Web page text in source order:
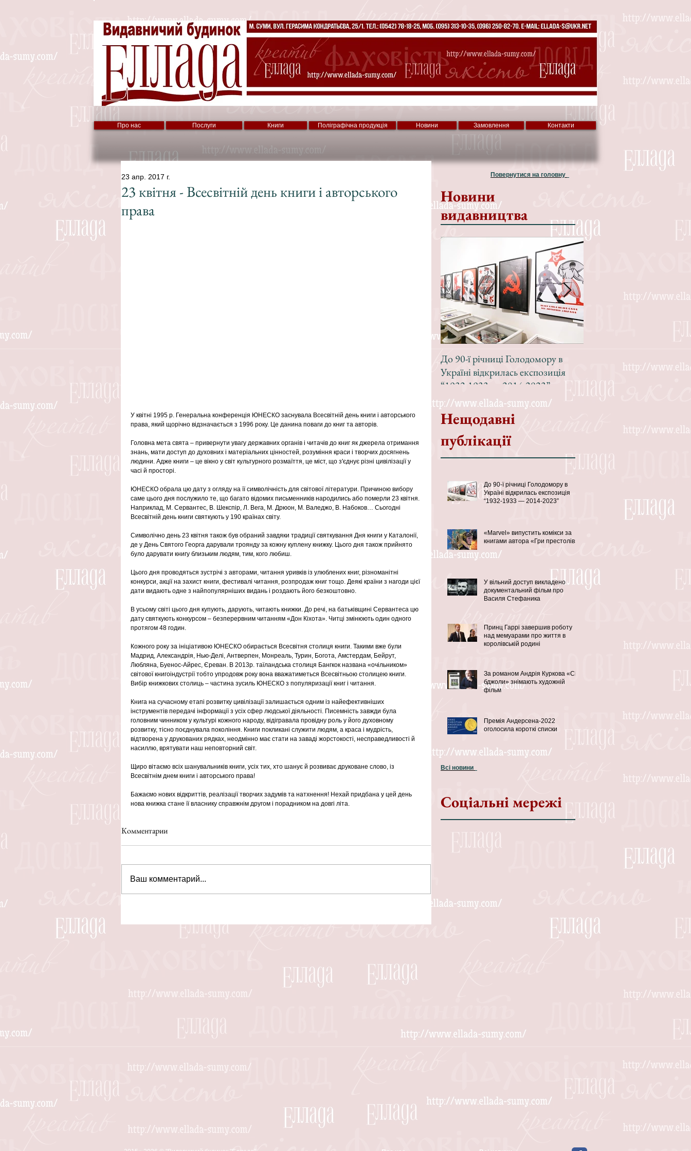
Про нас Послуги Книги Поліграфічна продукція Новини Замовлення Контакти
23 квітня - Всесвітній день книги і авторського
права
23 апр. 2017 г.
У квітні 1995 р. Генеральна конференція ЮНЕСКО заснувала Всесвітній день книги і авторського
права, який щорічно відзначається з 1996 року. Це данина поваги до книг та авторів.
Головна мета свята – привернути увагу державних органів і читачів до книг як джерела отримання
знань, мати доступ до духовних і матеріальних цінностей, розуміння краси і творчих досягнень
людини. Адже книги – це вікно у світ культурного розмаїття, це міст, що з'єднує різні цивілізації у
часі й просторі.
ЮНЕСКО обрала цю дату з огляду на її символічність для світової літератури. Причиною вибору
саме цього дня послужило те, що багато відомих письменників народились або померли 23 квітня.
Наприклад, М. Сервантес, В. Шекспір, Л. Вега, М. Дрюон, М. Валеджо, В. Набоков… Сьогодні
Всесвітній день книги святкують у 190 країнах світу.
Символічно день 23 квітня також був обраний завдяки традиції святкування Дня книги у Каталонії,
де у День Святого Георга дарували троянду за кожну куплену книжку. Цього дня також прийнято
було дарувати книгу близьким людям, тим, кого любиш.
Цього дня проводяться зустрічі з авторами, читання уривків із улюблених книг, різноманітні
конкурси, акції на захист книги, фестивалі читання, розпродаж книг тощо. Деякі країни з нагоди цієї
дати видають одне з найпопулярніших видань і роздають його безкоштовно.
В усьому світі цього дня купують, дарують, читають книжки. До речі, на батьківщині Сервантеса цю
дату святкують конкурсом – безперервним читанням «Дон Кіхота». Читці змінюють один одного
протягом 48 годин.
Кожного року за ініціативою ЮНЕСКО обирається Всесвітня столиця книги. Такими вже були
Мадрид, Александрія, Нью-Делі, Антверпен, Монреаль, Турин, Богота, Амстердам, Бейрут,
Любляна, Буенос-Айрес, Єреван. В 2013р. таїландська столиця Бангкок названа «очільником»
світової книгоіндустрії тобто упродовж року вона вважатиметься Всесвітньою столицею книги.
Вибір книжкових столиць – частина зусиль ЮНЕСКО з популяризації книг і читання.
Книга на сучасному етапі розвитку цивілізації залишається одним із найефективніших
інструментів передачі інформації з усіх сфер людської діяльності. Писемність завжди була
головним чинником у культурі кожного народу, відігравала провідну роль у його духовному
розвитку, тісно поєднувала покоління. Книги покликані служити людям, а краса і мудрість,
відтворена у друкованих рядках, неодмінно має стати на заваді жорстокості, несправедливості й
насиллю, врятувати наш неповторний світ.
Щиро вітаємо всіх шанувальників книги, усіх тих, хто шанує й розвиває друковане слово, із
Всесвітнім днем книги і авторського права!
Бажаємо нових відкриттів, реалізації творчих задумів та натхнення! Нехай придбана у цей день
нова книжка стане її власнику справжнім другом і порадником на довгі літа.
Комментарии
Ваш комментарий...
Повернутися на головну
Новини
видавництва
До 90-ї річниці Голодомору в
Україні відкрилась експозиція
“1932-1933 — 2014-2023”
Нещодавні
публікації
До 90-ї річниці Голодомору в
Україні відкрилась експозиція
“1932-1933 — 2014-2023”
«Marvel» випустить комікси за
книгами автора «Гри престолів»
У вільний доступ викладено
документальний фільм про
Василя Стефаника
Принц Гаррі завершив роботу
над мемуарами про життя в
королівській родині
За романом Андрія Куркова «Сірі
бджоли» знімають художній
фільм
Премія Андерсена-2022
оголосила короткі списки
Всі новини
Соціальні мережі